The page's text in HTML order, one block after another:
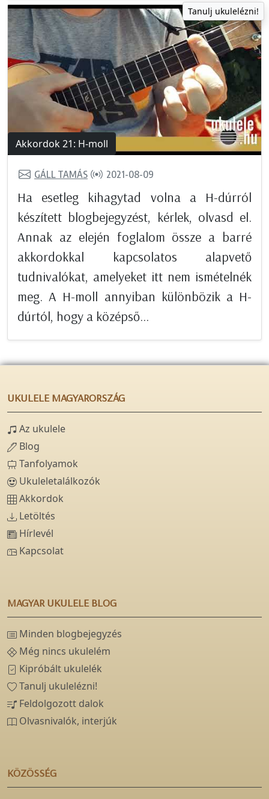
Tanulj ukulelézni!
Akkordok 21: H-moll
GÁLL TAMÁS 2021-08-09
Ha esetleg kihagytad volna a H-dúrról
készített blogbejegyzést, kérlek, olvasd el.
Annak az elején foglalom össze a barré
akkordokkal kapcsolatos alapvető
tudnivalókat, amelyeket itt nem ismételnék
meg. A H-moll annyiban különbözik a H-
dúrtól, hogy a középső...
UKULELE MAGYARORSZÁG
Az ukulele
Blog
Tanfolyamok
Ukuleletalálkozók
Akkordok
Letöltés
Hírlevél
Kapcsolat
MAGYAR UKULELE BLOG
Minden blogbejegyzés
Még nincs ukulelém
Kipróbált ukulelék
Tanulj ukulelézni!
Feldolgozott dalok
Olvasnivalók, interjúk
KÖZÖSSÉG